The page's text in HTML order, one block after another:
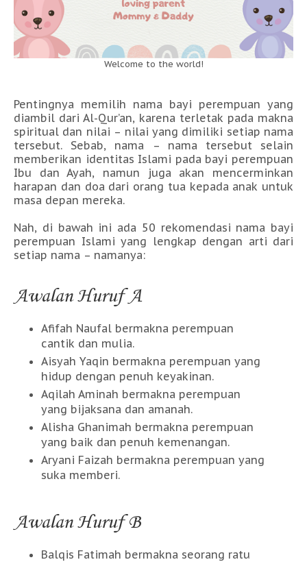
Welcome to the world!
Pentingnya memilih nama bayi perempuan yang
diambil dari Al-Qur’an, karena terletak pada makna
spiritual dan nilai – nilai yang dimiliki setiap nama
tersebut. Sebab, nama – nama tersebut selain
memberikan identitas Islami pada bayi perempuan
Ibu dan Ayah, namun juga akan mencerminkan
harapan dan doa dari orang tua kepada anak untuk
masa depan mereka.
Nah, di bawah ini ada 50 rekomendasi nama bayi
perempuan Islami yang lengkap dengan arti dari
setiap nama – namanya:
Awalan Huruf A
Afifah Naufal bermakna perempuan
cantik dan mulia.
Aisyah Yaqin bermakna perempuan yang
hidup dengan penuh keyakinan.
Aqilah Aminah bermakna perempuan
yang bijaksana dan amanah.
Alisha Ghanimah bermakna perempuan
yang baik dan penuh kemenangan.
Aryani Faizah bermakna perempuan yang
suka memberi.
Awalan Huruf B
Balqis Fatimah bermakna seorang ratu